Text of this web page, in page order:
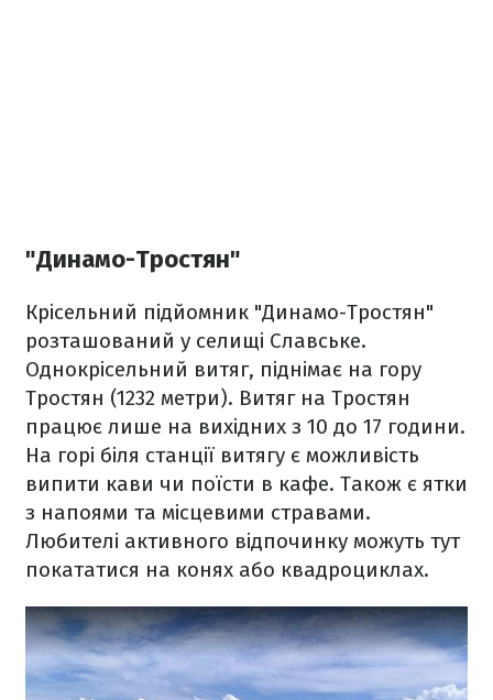
"Динамо-Тростян"
Крісельний підйомник "Динамо-Тростян"
розташований у селищі Славське.
Однокрісельний витяг, піднімає на гору
Тростян (1232 метри). Витяг на Тростян
працює лише на вихідних з 10 до 17 години.
На горі біля станції витягу є можливість
випити кави чи поїсти в кафе. Також є ятки
з напоями та місцевими стравами.
Любителі активного відпочинку можуть тут
покататися на конях або квадроциклах.